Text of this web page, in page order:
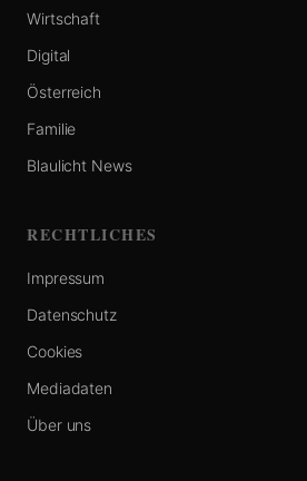
Wirtschaft
Digital
Österreich
Familie
Blaulicht News
RECHTLICHES
Impressum
Datenschutz
Cookies
Mediadaten
Über uns